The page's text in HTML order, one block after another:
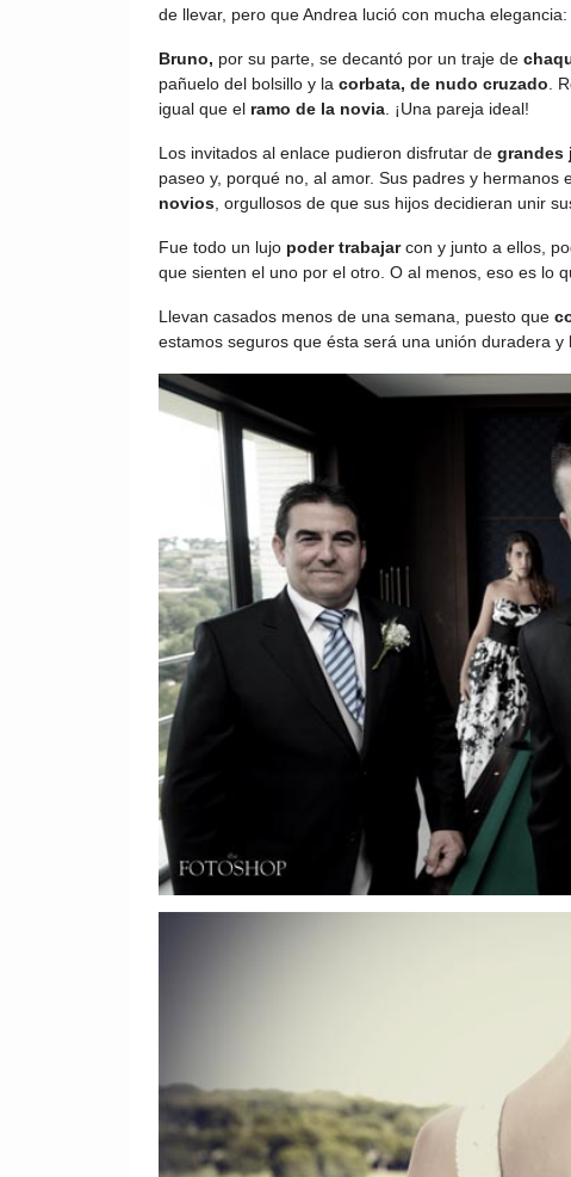
de llevar, pero que Andrea lució con mucha
Bruno, por su parte, se decantó por un traje de
pañuelo del bolsillo y la corbata, de nudo cruzado .
igual que el ramo de la novia . ¡Una pareja ideal!
Los invitados al enlace pudieron disfrutar de grandes
paseo y, porqué no, al amor. Sus padres y hermanos
novios , orgullosos de que sus hijos decidieran unir
Fue todo un lujo poder trabajarcon y junto a ellos,
que sienten el uno por el otro. O al menos, eso es lo
Llevan casados menos de una semana, puesto que
estamos seguros que ésta será una unión duradera y